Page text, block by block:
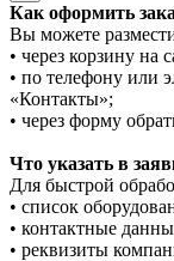
Как оформить
Вы можете
• через корзину на
• по телефону или
«Контакты»;
• через форму
Что указать в
Для быстрой
• список
• контактные
• реквизиты